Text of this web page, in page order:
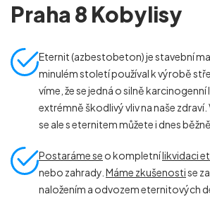
Praha 8 Kobylisy
Eternit (azbestobeton) je stavební
minulém století používal k výrobě
víme, že se jedná o silně
extrémně škodlivý vliv na naše
se ale s eternitem můžete i dnes
Postaráme se o kompletnílikvidaci
nebo zahrady. Máme zkušenostise
naložením a odvozem eternitových